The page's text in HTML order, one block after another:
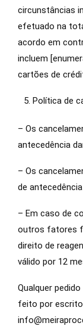
circunstâncias
efetuado na
acordo em
incluem
cartões de
Política de
– Os
antecedência
– Os
de
– Em caso de
outros fatores
direito de
válido por 12
Qualquer
feito por